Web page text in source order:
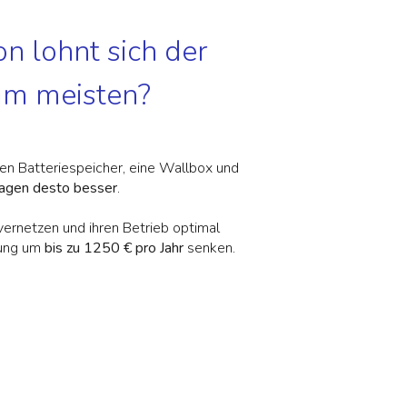
lohnt sich der
meisten?
Batteriespeicher, eine Wallbox und
desto besser.
und ihren Betrieb optimal
um bis zu 1250 € pro Jahrsenken.